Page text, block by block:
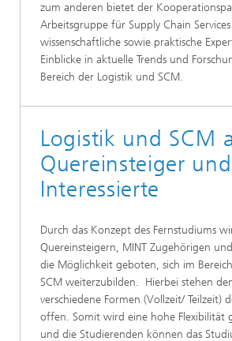
zum anderen bietet der
Arbeitsgruppe für Supply Chain
wissenschaftliche sowie praktische
Einblicke in aktuelle Trends und
Bereich der Logistik und SCM.
Logistik und SCM
Quereinsteiger und
Interessierte
Durch das Konzept des Fernstudiums
Quereinsteigern, MINT Zugehörigen
die Möglichkeit geboten, sich im
SCM weiterzubilden. Hierbei stehen
verschiedene Formen (Vollzeit/ Teilzeit)
offen. Somit wird eine hohe Flexibilität
und die Studierenden können das